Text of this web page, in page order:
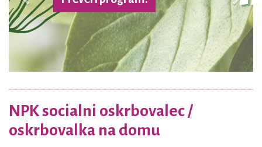
NPK socialni oskrbovalec /
oskrbovalka na domu